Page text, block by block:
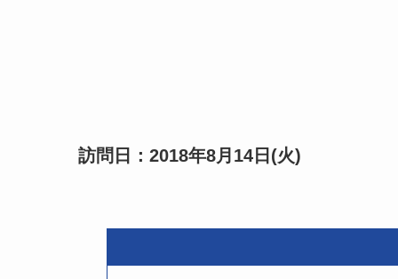
訪問日：2018年8月14日(火)